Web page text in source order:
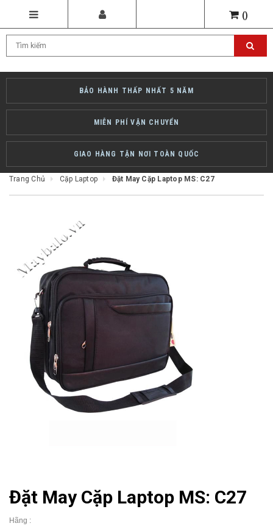
()
BẢO HÀNH THẤP NHẤT 5 NĂM
MIỄN PHÍ VẬN CHUYỂN
GIAO HÀNG TẬN NƠI TOÀN QUỐC
Trang Chủ Cặp Laptop Đặt May Cặp Laptop MS: C27
Đặt May Cặp Laptop MS: C27
Hãng :